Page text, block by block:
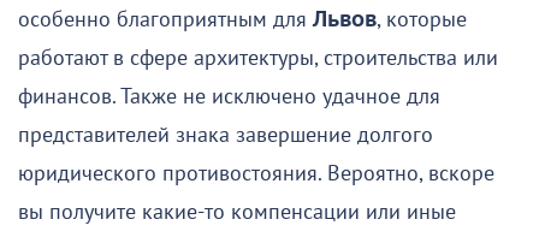
особенно благоприятным дляЛьвов, которые
работают в сфере архитектуры, строительства или
финансов. Также не исключено удачное для
представителей знака завершение долгого
юридического противостояния. Вероятно, вскоре
вы получите какие-то компенсации или иные